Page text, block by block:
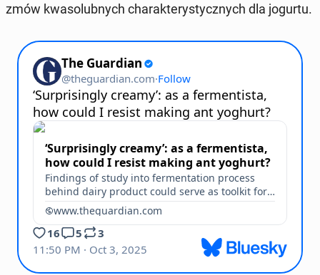
zmów kwa­so­lub­nych cha­rak­te­ry­stycz­nych dla jogurtu.